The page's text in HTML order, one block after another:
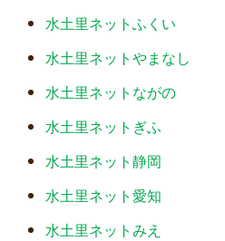
水土里ネットふくい
水土里ネットやまなし
水土里ネットながの
水土里ネットぎふ
水土里ネット静岡
水土里ネット愛知
水土里ネットみえ